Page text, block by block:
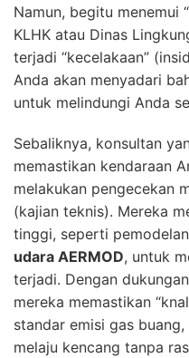
Namun, begitu menemui
KLHK atau Dinas
terjadi “kecelakaan”
Anda akan menyadari
untuk melindungi Anda
Sebaliknya, konsultan
memastikan kendaraan
melakukan pengecekan
(kajian teknis). Mereka
tinggi, seperti
udara AERMOD, untuk
terjadi. Dengan dukungan
mereka memastikan
standar emisi gas
melaju kencang tanpa